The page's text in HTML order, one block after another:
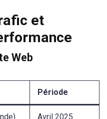
et
Web
Période
Avril 2025